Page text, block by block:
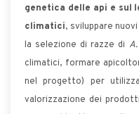
genetica delle api e sul
climatici, sviluppare
la selezione di razze di
climatici, formare
nel progetto) per
valorizzazione dei